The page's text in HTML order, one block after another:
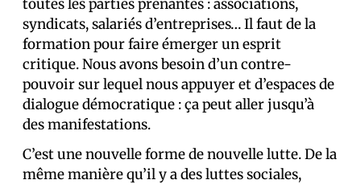
toutes les parties prenantes : associations,
syndicats, salariés d’entreprises… Il faut de la
formation pour faire émerger un esprit
critique. Nous avons besoin d’un contre-
pouvoir sur lequel nous appuyer et d’espaces de
dialogue démocratique : ça peut aller jusqu’à
des manifestations.
C’est une nouvelle forme de nouvelle lutte. De la
même manière qu’il y a des luttes sociales,